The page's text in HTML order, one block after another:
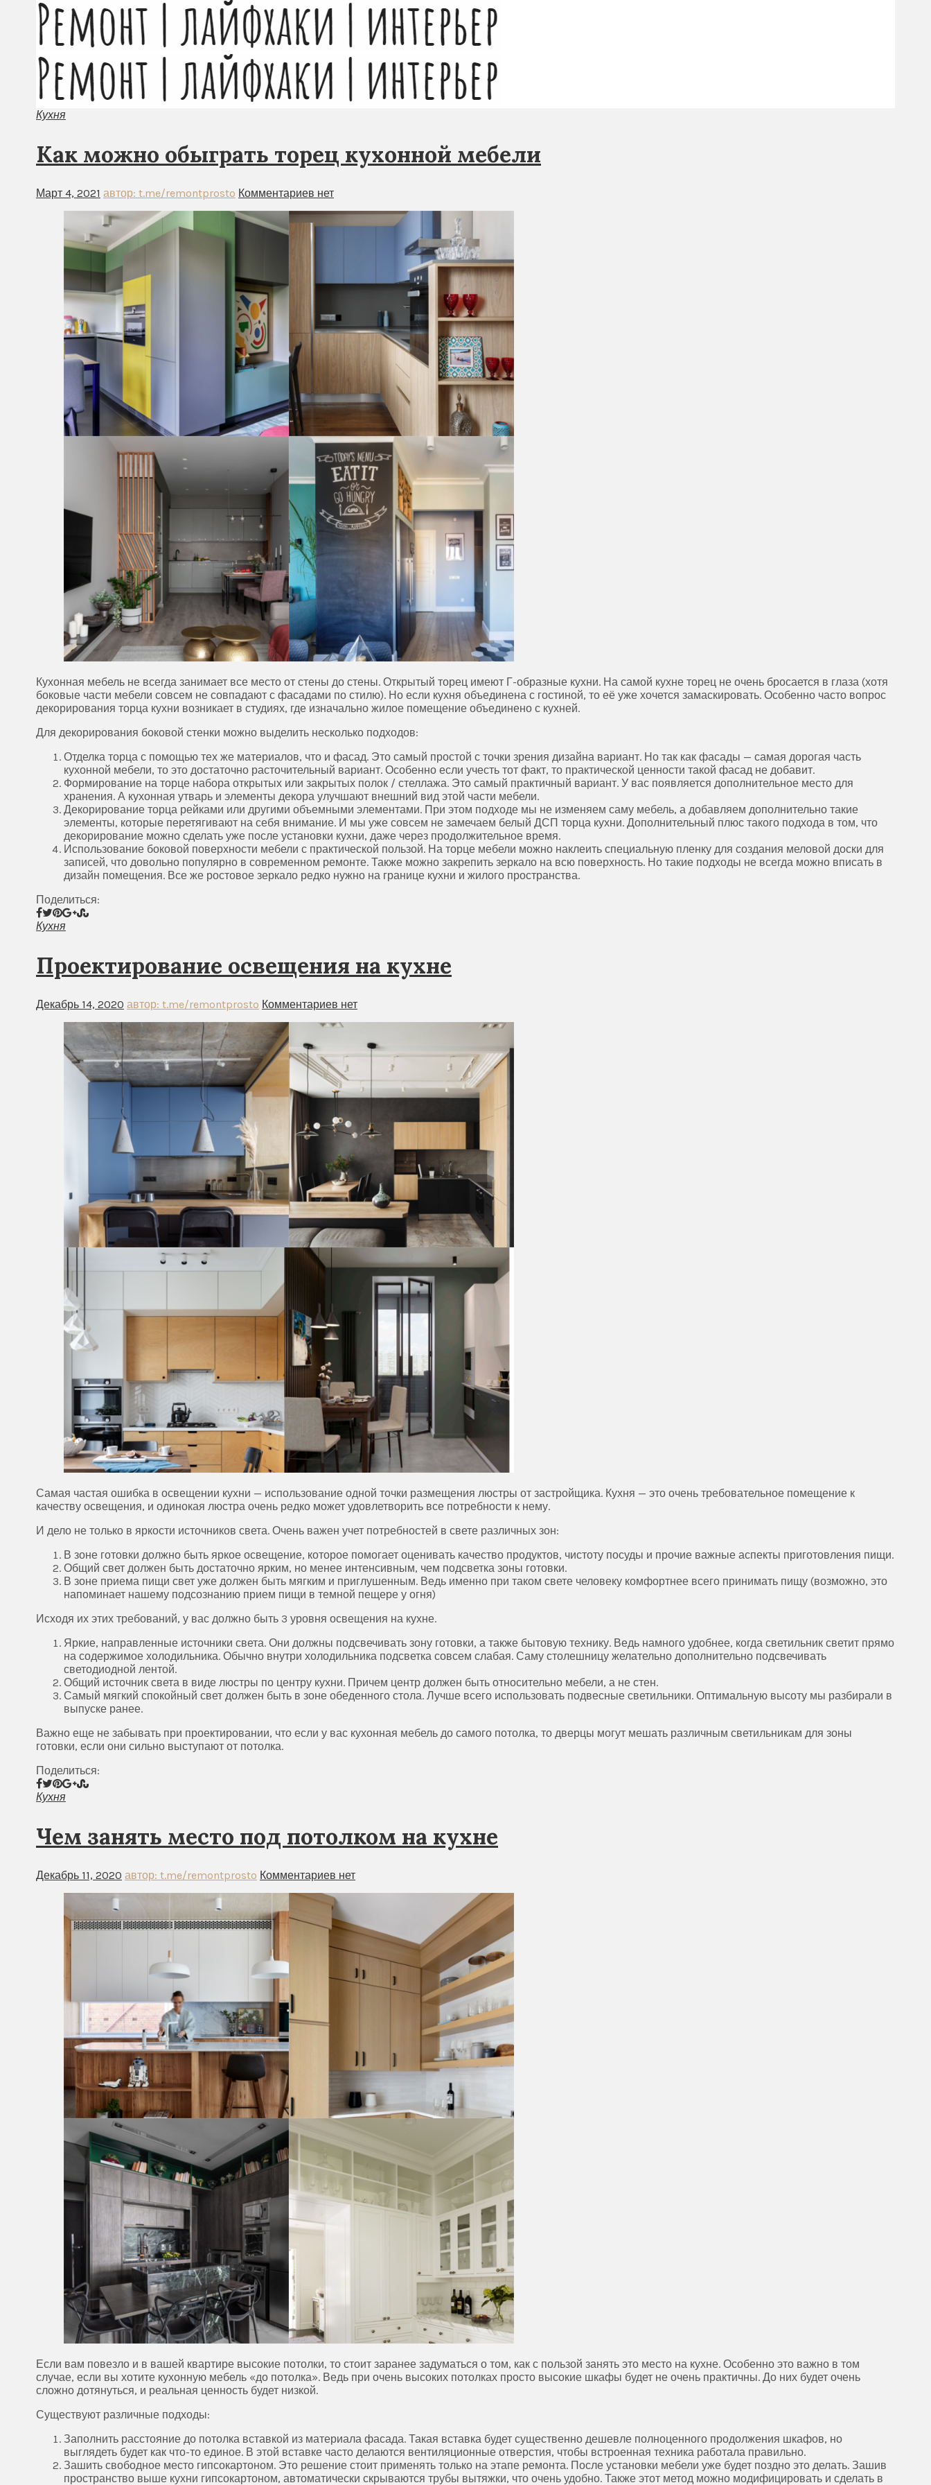
Кухня
Как можно обыграть торец кухонной мебели
Март 4, 2021 автор: t.me/remontprosto Комментариев нет
Кухонная мебель не всегда занимает все место от стены до стены. Открытый торец имеют Г-образные кухни. На самой кухне торец не очень бросается в глаза (хотя
боковые части мебели совсем не совпадают с фасадами по стилю). Но если кухня объединена с гостиной, то её уже хочется замаскировать. Особенно часто вопрос
декорирования торца кухни возникает в студиях, где изначально жилое помещение объединено с кухней.
Для декорирования боковой стенки можно выделить несколько подходов:
Отделка торца с помощью тех же материалов, что и фасад. Это самый простой с точки зрения дизайна вариант. Но так как фасады — самая дорогая часть
кухонной мебели, то это достаточно расточительный вариант. Особенно если учесть тот факт, то практической ценности такой фасад не добавит.
Формирование на торце набора открытых или закрытых полок / стеллажа. Это самый практичный вариант. У вас появляется дополнительное место для
хранения. А кухонная утварь и элементы декора улучшают внешний вид этой части мебели.
Декорирование торца рейками или другими объемными элементами. При этом подходе мы не изменяем саму мебель, а добавляем дополнительно такие
элементы, которые перетягивают на себя внимание. И мы уже совсем не замечаем белый ДСП торца кухни. Дополнительный плюс такого подхода в том, что
декорирование можно сделать уже после установки кухни, даже через продолжительное время.
Использование боковой поверхности мебели с практической пользой. На торце мебели можно наклеить специальную пленку для создания меловой доски для
записей, что довольно популярно в современном ремонте. Также можно закрепить зеркало на всю поверхность. Но такие подходы не всегда можно вписать в
дизайн помещения. Все же ростовое зеркало редко нужно на границе кухни и жилого пространства.
Поделиться:
Кухня
Проектирование освещения на кухне
Декабрь 14, 2020 автор: t.me/remontprosto Комментариев нет
Самая частая ошибка в освещении кухни — использование одной точки размещения люстры от застройщика. Кухня — это очень требовательное помещение к
качеству освещения, и одинокая люстра очень редко может удовлетворить все потребности к нему.
И дело не только в яркости источников света. Очень важен учет потребностей в свете различных зон:
В зоне готовки должно быть яркое освещение, которое помогает оценивать качество продуктов, чистоту посуды и прочие важные аспекты приготовления пищи.
Общий свет должен быть достаточно ярким, но менее интенсивным, чем подсветка зоны готовки.
В зоне приема пищи свет уже должен быть мягким и приглушенным. Ведь именно при таком свете человеку комфортнее всего принимать пищу (возможно, это
напоминает нашему подсознанию прием пищи в темной пещере у огня)
Исходя их этих требований, у вас должно быть 3 уровня освещения на кухне.
Яркие, направленные источники света. Они должны подсвечивать зону готовки, а также бытовую технику. Ведь намного удобнее, когда светильник светит прямо
на содержимое холодильника. Обычно внутри холодильника подсветка совсем слабая. Саму столешницу желательно дополнительно подсвечивать
светодиодной лентой.
Общий источник света в виде люстры по центру кухни. Причем центр должен быть относительно мебели, а не стен.
Самый мягкий спокойный свет должен быть в зоне обеденного стола. Лучше всего использовать подвесные светильники. Оптимальную высоту мы разбирали в
выпуске ранее.
Важно еще не забывать при проектировании, что если у вас кухонная мебель до самого потолка, то дверцы могут мешать различным светильникам для зоны
готовки, если они сильно выступают от потолка.
Поделиться:
Кухня
Чем занять место под потолком на кухне
Декабрь 11, 2020 автор: t.me/remontprosto Комментариев нет
Если вам повезло и в вашей квартире высокие потолки, то стоит заранее задуматься о том, как с пользой занять это место на кухне. Особенно это важно в том
случае, если вы хотите кухонную мебель «до потолка». Ведь при очень высоких потолках просто высокие шкафы будет не очень практичны. До них будет очень
сложно дотянуться, и реальная ценность будет низкой.
Существуют различные подходы:
Заполнить расстояние до потолка вставкой из материала фасада. Такая вставка будет существенно дешевле полноценного продолжения шкафов, но
выглядеть будет как что-то единое. В этой вставке часто делаются вентиляционные отверстия, чтобы встроенная техника работала правильно.
Зашить свободное место гипсокартоном. Это решение стоит применять только на этапе ремонта. После установки мебели уже будет поздно это делать. Зашив
пространство выше кухни гипсокартоном, автоматически скрываются трубы вытяжки, что очень удобно. Также этот метод можно модифицировать и сделать в